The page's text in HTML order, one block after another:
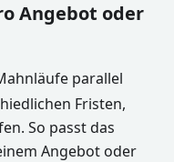
Angebot oder
parallel
Fristen,
So passt das
Angebot oder